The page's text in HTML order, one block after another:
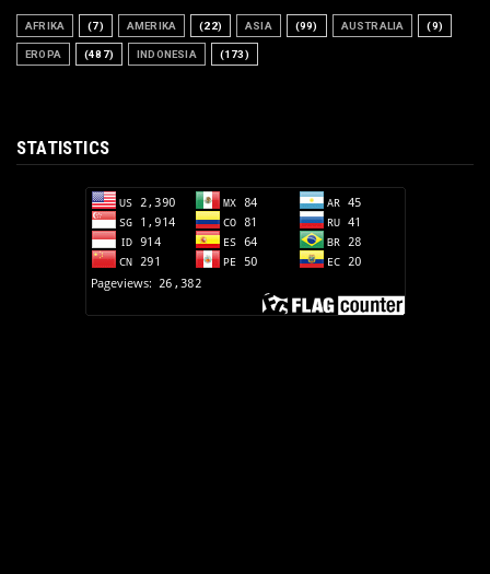
AFRIKA (7) AMERIKA (22) ASIA (99) AUSTRALIA (9)
EROPA (487) INDONESIA (173)
STATISTICS